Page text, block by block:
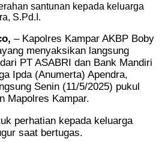
santunan kepada keluarga
S.Pd.I.
– Kapolres Kampar AKBP Boby
menyaksikan langsung
PT ASABRI dan Bank Mandiri
Ipda (Anumerta) Apendra,
Senin (11/5/2025) pukul
Mapolres Kampar.
perhatian kepada keluarga
saat bertugas.